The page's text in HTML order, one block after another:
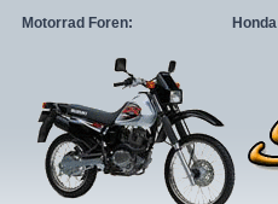
Motorrad Foren: Honda